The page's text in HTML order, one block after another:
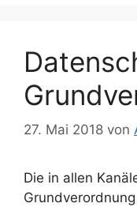
27. Mai 2018 von
Die in allen